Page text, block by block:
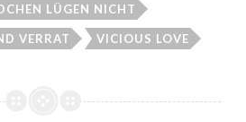
LÜGEN NICHT
VERRAT VICIOUS LOVE